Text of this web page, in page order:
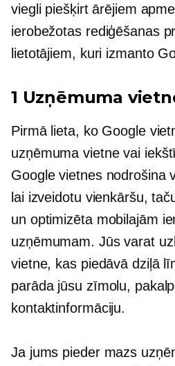
viegli piešķirt ārējiem
ierobežotas rediģēšanas
lietotājiem, kuri izmanto
1 Uzņēmuma
Pirmā lieta, ko Google
uzņēmuma vietne vai
Google vietnes nodrošina
lai izveidotu vienkāršu,
un optimizēta mobilajām
uzņēmumam. Jūs varat
vietne, kas piedāvā dziļā
parāda jūsu zīmolu,
kontaktinformāciju.
Ja jums pieder mazs